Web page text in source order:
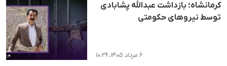
کرمانشاه؛ بازداشت عبدالله پشابادی
توسط نیروهای حکومتی
۶ مرداد ۱۴۰۵، ۱۰:۲۹